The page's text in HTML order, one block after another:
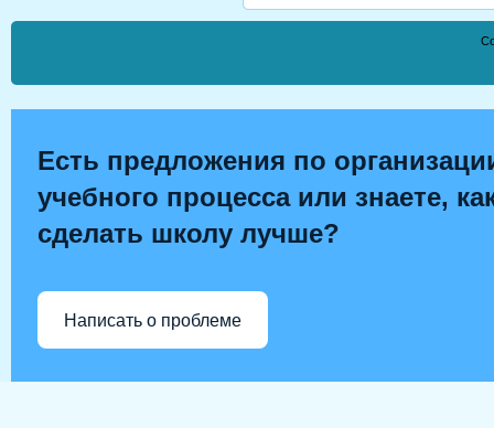
Есть предложения по
учебного процесса или знаете,
сделать школу лучше?
Написать о проблеме